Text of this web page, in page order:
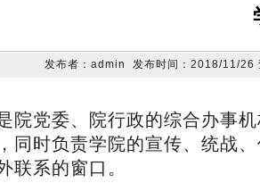
发布者：admin 发布时间：2018/11/26
院党委、院行政的综合办事
同时负责学院的宣传、统战
联系的窗口。